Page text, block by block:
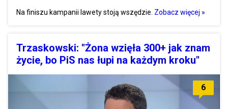
Na finiszu kampanii lawety stoją wszędzie. Zobacz więcej »
Trzaskowski: "Żona wzięła 300+ jak znam
życie, bo PiS nas łupi na każdym kroku"
6